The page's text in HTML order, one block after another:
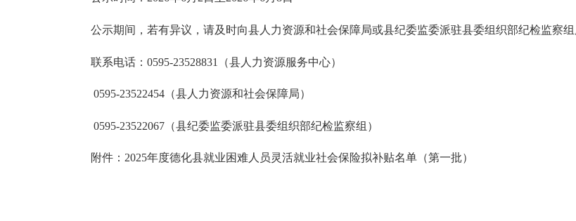
公示期间，若有异议，请及时向县人力资源和社会保障局或县纪委监委派驻县委组织部纪检监察组
联系电话：0595-23528831（县人力资源服务中心）
0595-23522454（县人力资源和社会保障局）
0595-23522067（县纪委监委派驻县委组织部纪检监察组）
附件：2025年度德化县就业困难人员灵活就业社会保险拟补贴名单（第一批）